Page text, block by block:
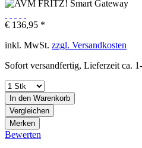
€ 136,95 *
inkl. MwSt. zzgl. Versandkosten
Sofort versandfertig, Lieferzeit ca.
In den Warenkorb
Vergleichen
Merken
Bewerten